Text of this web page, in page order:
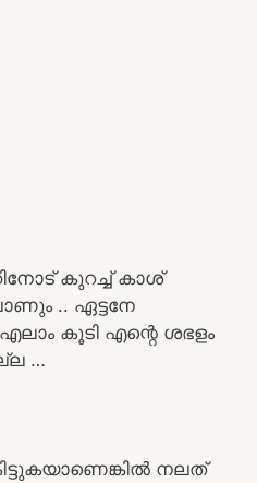
കുറച്ച് കാശ്
.. ഏട്ടനേ
കൂടി എന്റെ ശഭളം
…
നലത്